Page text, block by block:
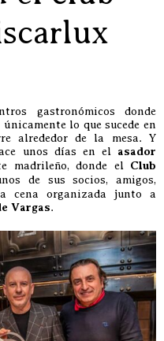
gastronómicos donde
lo que sucede en
alrededor de la mesa. Y
unos días en el asador
madrileño, donde el Club
de sus socios, amigos,
cena organizada junto a
Vargas.